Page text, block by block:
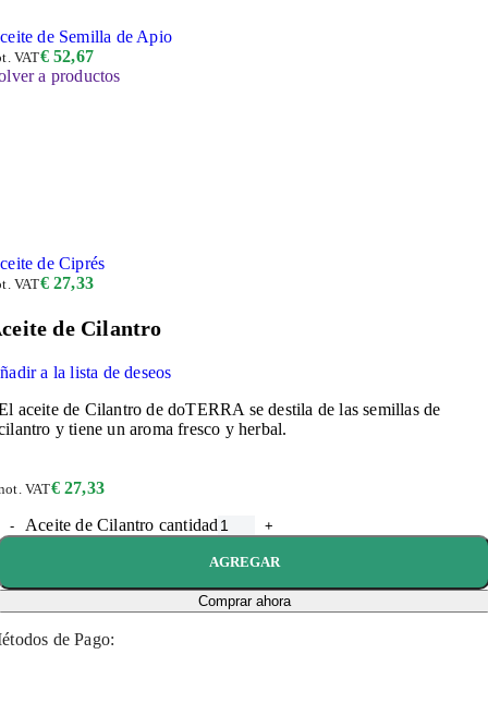
de Semilla de Apio
€52,67
VAT
a productos
de Ciprés
€27,33
VAT
de Cilantro
a la lista de deseos
aceite de Cilantro de doTERRA se destila de las semillas de
y tiene un aroma fresco y herbal.
€27,33
VAT
Aceite de Cilantro cantidad
AGREGAR
Comprar ahora
de Pago: